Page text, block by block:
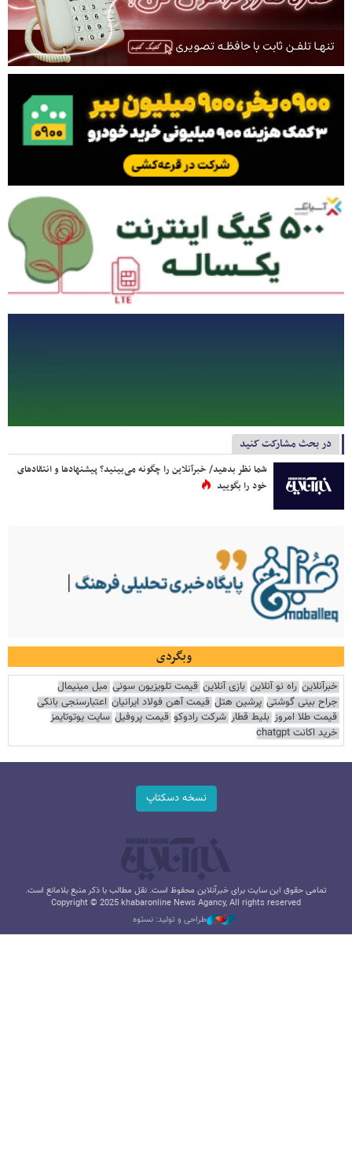
در بحث مشارکت کنید
شما نظر بدهید/ خبرآنلاین را چگونه می‌بینید؟ پیشنهادها و انتقادهای
خود را بگویید
وبگردی
خبرآنلاین راه نو آنلاین بازی آنلاین قیمت تلویزیون سونی مبل مینیمال
جراح بینی گوشتی پرشین هتل قیمت آهن فولاد ایرانیان اعتبارسنجی بانکی
قیمت طلا امروز بلیط قطار شرکت رادوکو قیمت پروفیل سایت یوتوتایمز
خرید اکانت chatgpt
نسخه دسکتاپ
تمامی حقوق این سایت برای خبرآنلاین محفوظ است. نقل مطالب با ذکر منبع بلامانع است.
Copyright © 2025 khabaronline News Agancy, All rights reserved
طراحی و تولید: نستوه